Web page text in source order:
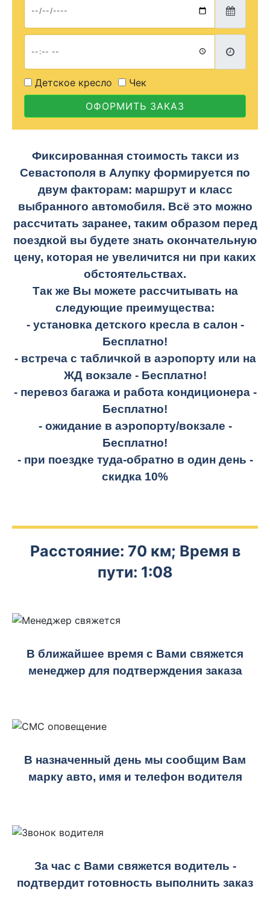
Детское кресло
Чек
ОФОРМИТЬ ЗАКАЗ
Фиксированная стоимость такси из
Севастополя в Алупку формируется по
двум факторам: маршрут и класс
выбранного автомобиля. Всё это можно
рассчитать заранее, таким образом перед
поездкой вы будете знать окончательную
цену, которая не увеличится ни при каких
обстоятельствах.
Так же Вы можете рассчитывать на
следующие преимущества:
- установка детского кресла в салон -
Бесплатно!
- встреча с табличкой в аэропорту или на
ЖД вокзале - Бесплатно!
- перевоз багажа и работа кондиционера -
Бесплатно!
- ожидание в аэропорту/вокзале -
Бесплатно!
- при поездке туда-обратно в один день -
скидка 10%
Расстояние: 70 км; Время в
пути: 1:08
В ближайшее время с Вами свяжется
менеджер для подтверждения заказа
В назначенный день мы сообщим Вам
марку авто, имя и телефон водителя
За час с Вами свяжется водитель -
подтвердит готовность выполнить заказ